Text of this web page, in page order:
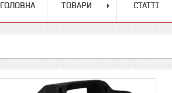
ГОЛОВНА ТОВАРИ СТАТТІ